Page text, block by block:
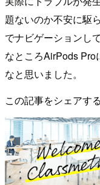
題ないのか不安に駆
でナビゲーションし
なところAirPods
なと思いました。
この記事をシェアする